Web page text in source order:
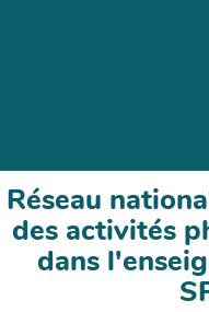
Réseau
des activités
dans